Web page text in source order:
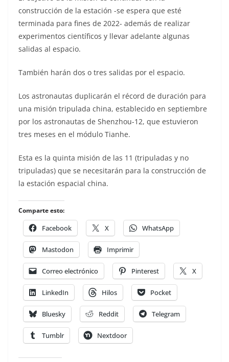
construcción de la estación -se espera que esté
terminada para fines de 2022- además de realizar
experimentos científicos y llevar adelante algunas
salidas al espacio.
También harán dos o tres salidas por el espacio.
Los astronautas duplicarán el récord de duración para
una misión tripulada china, establecido en septiembre
por los astronautas de Shenzhou-12, que estuvieron
tres meses en el módulo Tianhe.
Esta es la quinta misión de las 11 (tripuladas y no
tripuladas) que se necesitarán para la construcción de
la estación espacial china.
Comparte esto:
Facebook X WhatsApp
Mastodon Imprimir
Correo electrónico Pinterest X
LinkedIn Hilos Pocket
Bluesky Reddit Telegram
Tumblr Nextdoor